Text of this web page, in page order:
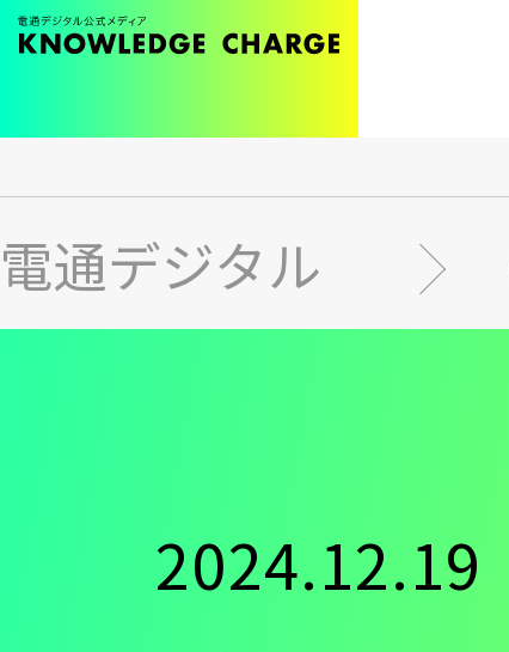
メ
イ
ン
コ
電通デジタル
2024.12.19